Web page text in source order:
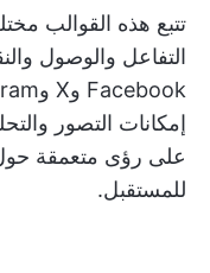
تتبع هذه القوالب
التفاعل والوصول
إمكانات التصور
على رؤى متعمقة
للمستقبل.